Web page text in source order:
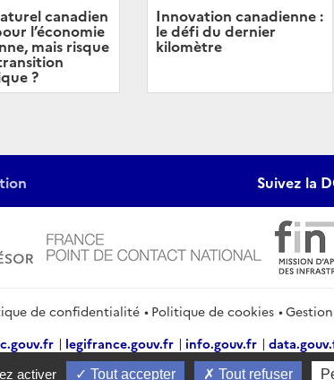
canadien
l’économie
mais risque
?
Innovation canadienne :
le défi du dernier
kilomètre
Suivez la
de confidentialité Politique de cookies
legifrance.gouv.fr info.gouv.fr
2026 Direction générale du Trésor
activer Tout accepter Tout refuser